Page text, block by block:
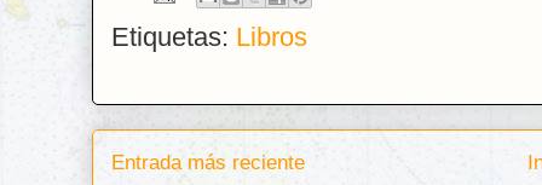
Etiquetas: Libros
Entrada más reciente